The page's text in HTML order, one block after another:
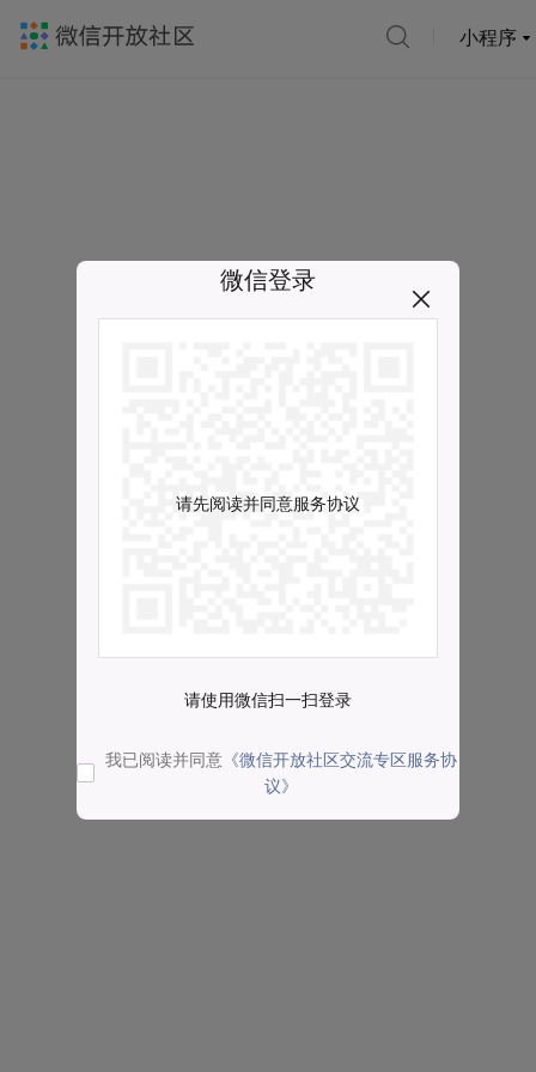
小程序
微信登录
请先阅读并同意服务协议
请使用微信扫一扫登录
我已阅读并同意 《微信开放社区交流专区服务协
议》